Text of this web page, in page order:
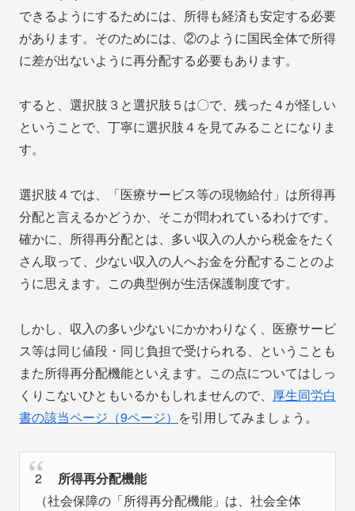
できるようにするためには、所得も経済も安定する必要
があります。そのためには、②のように国民全体で所得
に差が出ないように再分配する必要もあります。
すると、選択肢３と選択肢５は〇で、残った４が怪しい
ということで、丁寧に選択肢４を見てみることになりま
す。
選択肢４では、「医療サービス等の現物給付」は所得再
分配と言えるかどうか、そこが問われているわけです。
確かに、所得再分配とは、多い収入の人から税金をたく
さん取って、少ない収入の人へお金を分配することのよ
うに思えます。この典型例が生活保護制度です。
しかし、収入の多い少ないにかかわりなく、医療サービ
ス等は同じ値段・同じ負担で受けられる、ということも
また所得再分配機能といえます。この点についてはしっ
くりこないひともいるかもしれませんので、 厚生同労白
書の該当ページ（9ページ） を引用してみましょう。
2 所得再分配機能
（社会保障の「所得再分配機能」は、社会全体